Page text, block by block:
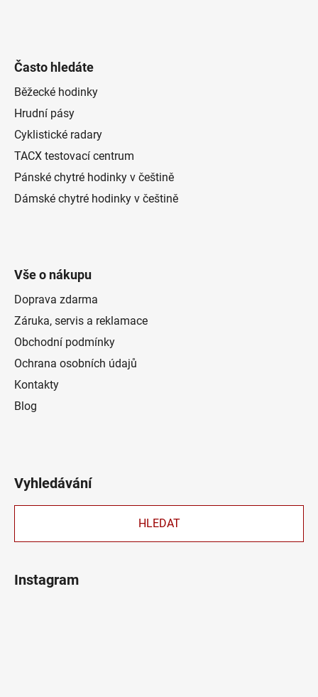
Často hledáte
Běžecké hodinky
Hrudní pásy
Cyklistické radary
TACX testovací centrum
Pánské chytré hodinky v češtině
Dámské chytré hodinky v češtině
Vše o nákupu
Doprava zdarma
Záruka, servis a reklamace
Obchodní podmínky
Ochrana osobních údajů
Kontakty
Blog
Vyhledávání
HLEDAT
Instagram